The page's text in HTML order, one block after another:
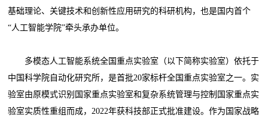
基础理论、关键技术和创新性应用研究的科研机构，也是国内首个
“人工智能学院”牵头承办单位。
多模态人工智能系统全国重点实验室（以下简称实验室）依托于
中国科学院自动化研究所，是首批20家标杆全国重点实验室之一。实
验室由原模式识别国家重点实验室和复杂系统管理与控制国家重点实
验室实质性重组而成，2022年获科技部正式批准建设。作为国家战略